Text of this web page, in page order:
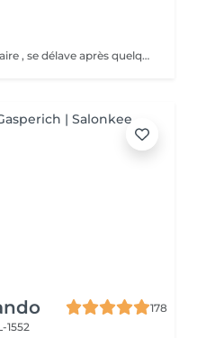
Cover est une coloration temporaire , se délave après quelques shampooings !
178
1552